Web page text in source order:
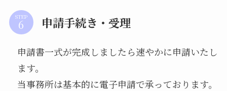
STEP 申請手続き・受理
申請書一式が完成しましたら速やかに申請いたし
ます。
当事務所は基本的に電子申請で承っております。